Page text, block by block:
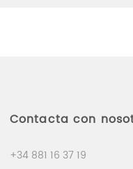
Contacta con
+34 881 16 37 19